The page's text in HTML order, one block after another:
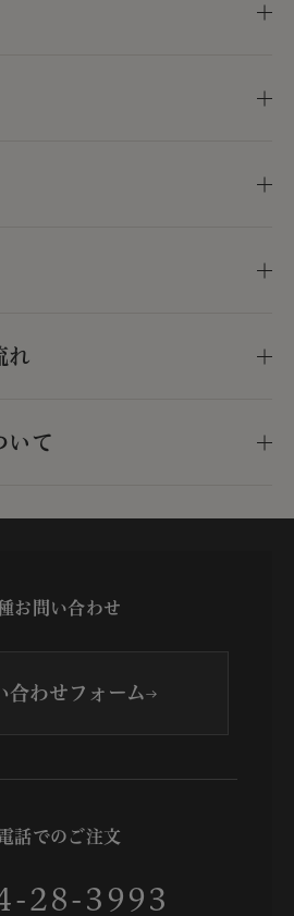
れ
いて
お問い合わせ
合わせフォーム
話でのご注文
28-3993